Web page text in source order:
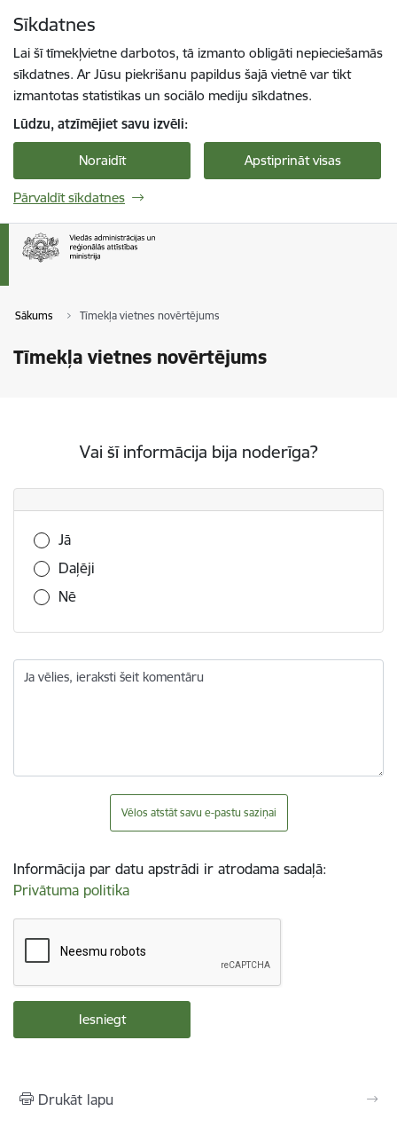
Sīkdatnes
Lai šī tīmekļvietne darbotos, tā izmanto obligāti nepieciešamās
sīkdatnes. Ar Jūsu piekrišanu papildus šajā vietnē var tikt
izmantotas statistikas un sociālo mediju sīkdatnes.
Lūdzu, atzīmējiet savu izvēli:
Noraidīt Apstiprināt visas
Pārvaldīt sīkdatnes
Sākums Tīmekļa vietnes novērtējums
Tīmekļa vietnes novērtējums
Vai šī informācija bija noderīga?
Vai šī informācija bija noderīga?
Jā
Daļēji
Nē
Ja vēlies, ieraksti šeit komentāru
Vēlos atstāt savu e-pastu saziņai
Informācija par datu apstrādi ir atrodama sadaļā:
Privātuma politika
Drukāt lapu